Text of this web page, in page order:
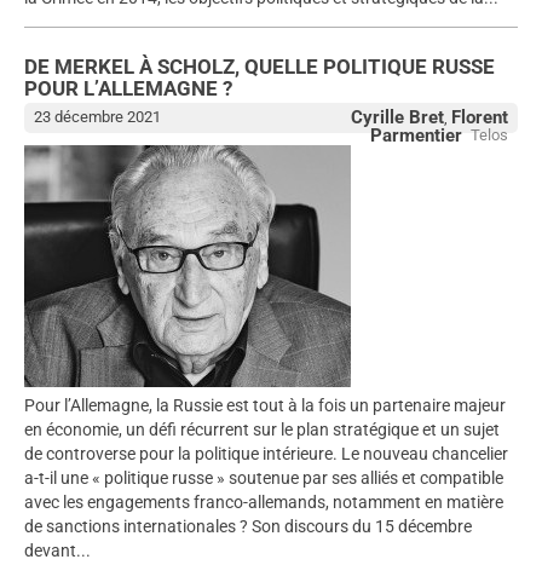
DE MERKEL À SCHOLZ, QUELLE POLITIQUE RUSSE
POUR L’ALLEMAGNE ?
Cyrille Bret, Florent
Parmentier Telos
23 décembre 2021
Pour l’Allemagne, la Russie est tout à la fois un partenaire majeur
en économie, un défi récurrent sur le plan stratégique et un sujet
de controverse pour la politique intérieure. Le nouveau chancelier
a-t-il une « politique russe » soutenue par ses alliés et compatible
avec les engagements franco-allemands, notamment en matière
de sanctions internationales ? Son discours du 15 décembre
devant...